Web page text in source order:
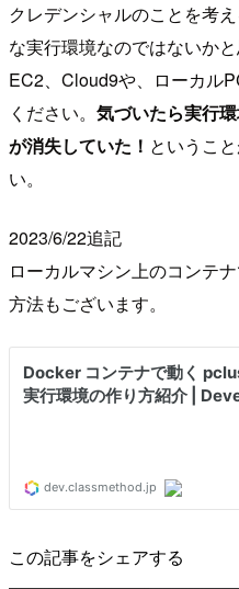
クレデンシャルのことを考
な実行環境なのではないか
EC2、Cloud9や、ローカル
ください。 気づいたら実行
が消失していた！ というこ
い。
2023/6/22追記
ローカルマシン上のコンテ
方法もございます。
この記事をシェアする